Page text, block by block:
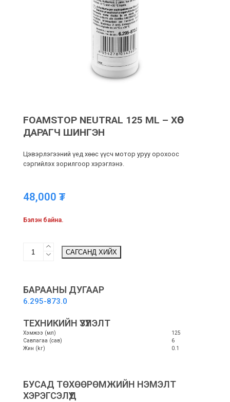
FOAMSTOP NEUTRAL 125 ML – ХӨӨС
ДАРАГЧ ШИНГЭН
Цэвэрлэгээний үед хөөс үүсч мотор уруу орохоос
сэргийлэх зорилгоор хэрэглэнэ.
48,000 ₮
Бэлэн байна.
FOAMSTOP
NEUTRAL
-
дарагч
quantity
САГСАНД ХИЙХ
БАРААНЫ ДУГААР
6.295-873.0
ТЕХНИКИЙН ҮЗҮҮЛЭЛТ
Хэмжээ (мл)
125
Савлагаа (сав)
6
Жин (kг)
0.1
БУСАД ТӨХӨӨРӨМЖИЙН НЭМЭЛТ
ХЭРЭГСЭЛҮҮД